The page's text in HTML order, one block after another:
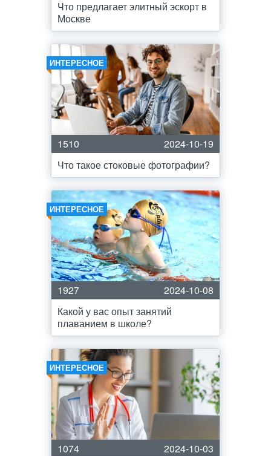
Что предлагает элитный эскорт в
Москве
ИНТЕРЕСНОЕ
1510
2024-10-19
Что такое стоковые фотографии?
ИНТЕРЕСНОЕ
1927
2024-10-08
Какой у вас опыт занятий
плаванием в школе?
ИНТЕРЕСНОЕ
1074
2024-10-03